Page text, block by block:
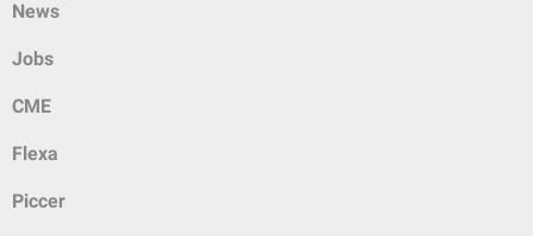
News
Jobs
CME
Flexa
Piccer